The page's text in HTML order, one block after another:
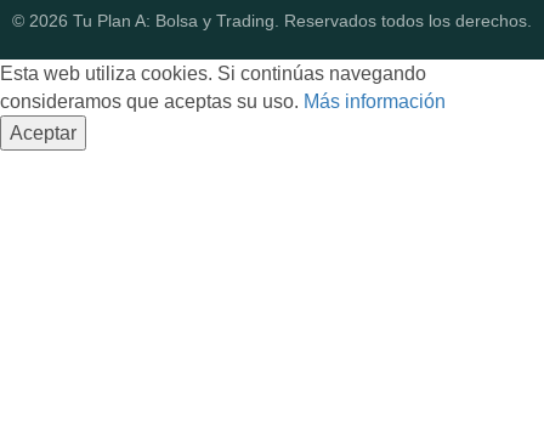
© 2026 Tu Plan A: Bolsa y Trading. Reservados todos los derechos.
Esta web utiliza cookies. Si continúas navegando
consideramos que aceptas su uso. Más información
Aceptar